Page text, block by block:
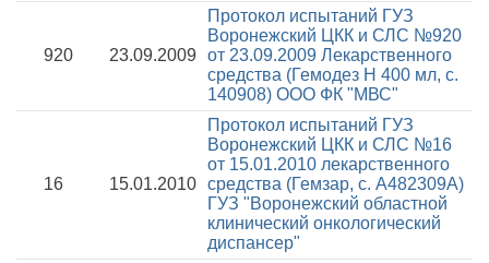
920 23.09.2009
Протокол испытаний ГУЗ
Воронежский ЦКК и СЛС №920
от 23.09.2009 Лекарственного
средства (Гемодез Н 400 мл, с.
140908) ООО ФК "МВС"
16 15.01.2010
Протокол испытаний ГУЗ
Воронежский ЦКК и СЛС №16
от 15.01.2010 лекарственного
средства (Гемзар, с. А482309А)
ГУЗ "Воронежский областной
клинический онкологический
диспансер"